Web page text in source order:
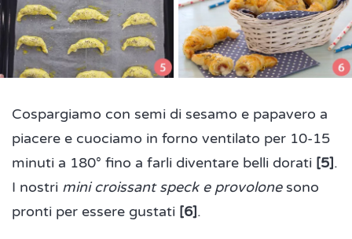
Cospargiamo con semi di sesamo e papavero a
piacere e cuociamo in forno ventilato per 10-15
minuti a 180° fino a farli diventare belli dorati [5].
I nostri mini croissant speck e provolonesono
pronti per essere gustati [6].